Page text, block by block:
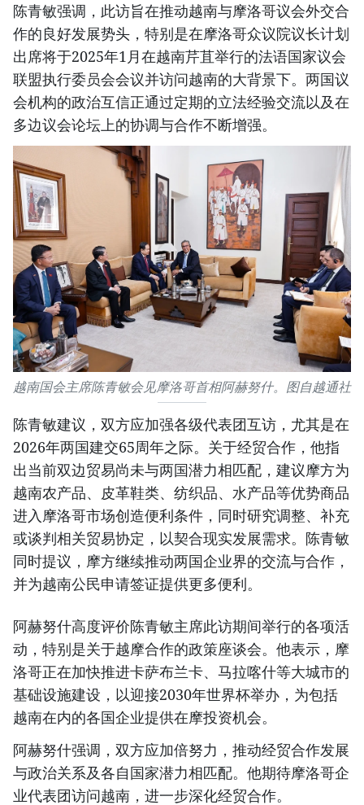
陈青敏强调，此访旨在推动越南与摩洛哥议会外交合
作的良好发展势头，特别是在摩洛哥众议院议长计划
出席将于2025年1月在越南芹苴举行的法语国家议会
联盟执行委员会会议并访问越南的大背景下。两国议
会机构的政治互信正通过定期的立法经验交流以及在
多边议会论坛上的协调与合作不断增强。
越南国会主席陈青敏会见摩洛哥首相阿赫努什。图自越通社
陈青敏建议，双方应加强各级代表团互访，尤其是在
2026年两国建交65周年之际。关于经贸合作，他指
出当前双边贸易尚未与两国潜力相匹配，建议摩方为
越南农产品、皮革鞋类、纺织品、水产品等优势商品
进入摩洛哥市场创造便利条件，同时研究调整、补充
或谈判相关贸易协定，以契合现实发展需求。陈青敏
同时提议，摩方继续推动两国企业界的交流与合作，
并为越南公民申请签证提供更多便利。
阿赫努什高度评价陈青敏主席此访期间举行的各项活
动，特别是关于越摩合作的政策座谈会。他表示，摩
洛哥正在加快推进卡萨布兰卡、马拉喀什等大城市的
基础设施建设，以迎接2030年世界杯举办，为包括
越南在内的各国企业提供在摩投资机会。
阿赫努什强调，双方应加倍努力，推动经贸合作发展
与政治关系及各自国家潜力相匹配。他期待摩洛哥企
业代表团访问越南，进一步深化经贸合作。